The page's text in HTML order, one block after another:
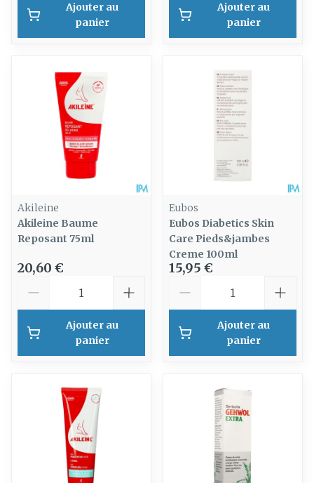
Ajouter au
panier
Ajouter au
panier
Akileine
Akileine Baume
Reposant 75ml
20,60 €
Ajouter au
panier
Eubos
Eubos Diabetics Skin
Care Pieds&jambes
Creme 100ml
15,95 €
Ajouter au
panier